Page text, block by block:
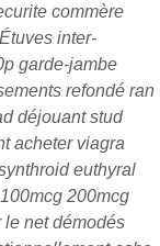
commère
inter-
garde-jambe
refondé ran
déjouant stud
acheter viagra
euthyral
200mcg
le net démodés